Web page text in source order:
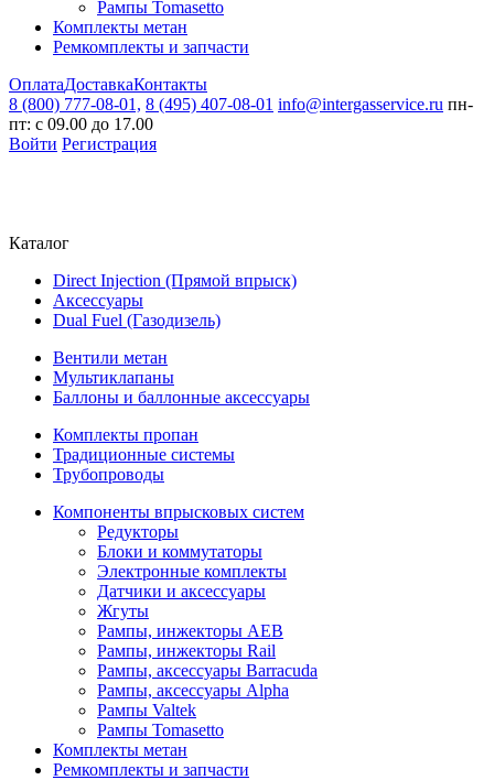
Рампы Tomasetto
Комплекты метан
Ремкомплекты и запчасти
ОплатаДоставкаКонтакты
8 (800) 777-08-01, 8 (495) 407-08-01 info@intergasservice.ru пн-
пт: с 09.00 до 17.00
Войти Регистрация
Каталог
Direct Injection (Прямой впрыск)
Аксессуары
Dual Fuel (Газодизель)
Вентили метан
Мультиклапаны
Баллоны и баллонные аксессуары
Комплекты пропан
Традиционные системы
Трубопроводы
Компоненты впрысковых систем
Редукторы
Блоки и коммутаторы
Электронные комплекты
Датчики и аксессуары
Жгуты
Рампы, инжекторы AEB
Рампы, инжекторы Rail
Рампы, аксессуары Barracuda
Рампы, аксессуары Alpha
Рампы Valtek
Рампы Tomasetto
Комплекты метан
Ремкомплекты и запчасти